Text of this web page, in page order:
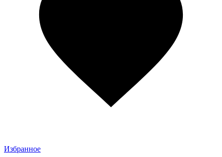
Избранное